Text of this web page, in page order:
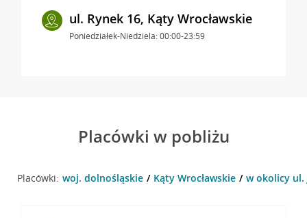
ul. Rynek 16, Kąty Wrocławskie
Poniedziałek-Niedziela: 00:00-23:59
Placówki w pobliżu
Placówki: woj. dolnośląskie Kąty Wrocławskie w okolicy ul.